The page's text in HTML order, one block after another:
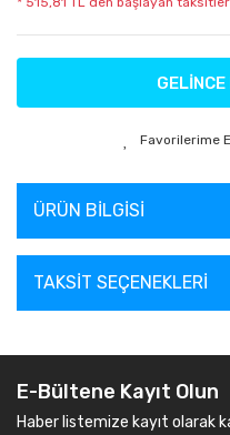
ÜRÜN BILGISI
TAKSIT SEÇENEKLERI
E-Bültene Kayıt Olun
Haber listemize kayıt olarak